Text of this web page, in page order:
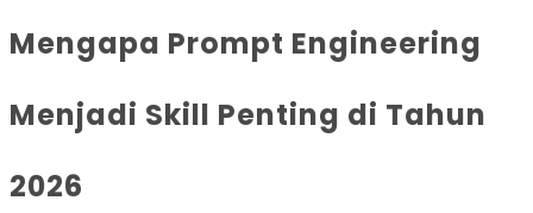
Mengapa Prompt Engineering
Menjadi Skill Penting di Tahun
2026